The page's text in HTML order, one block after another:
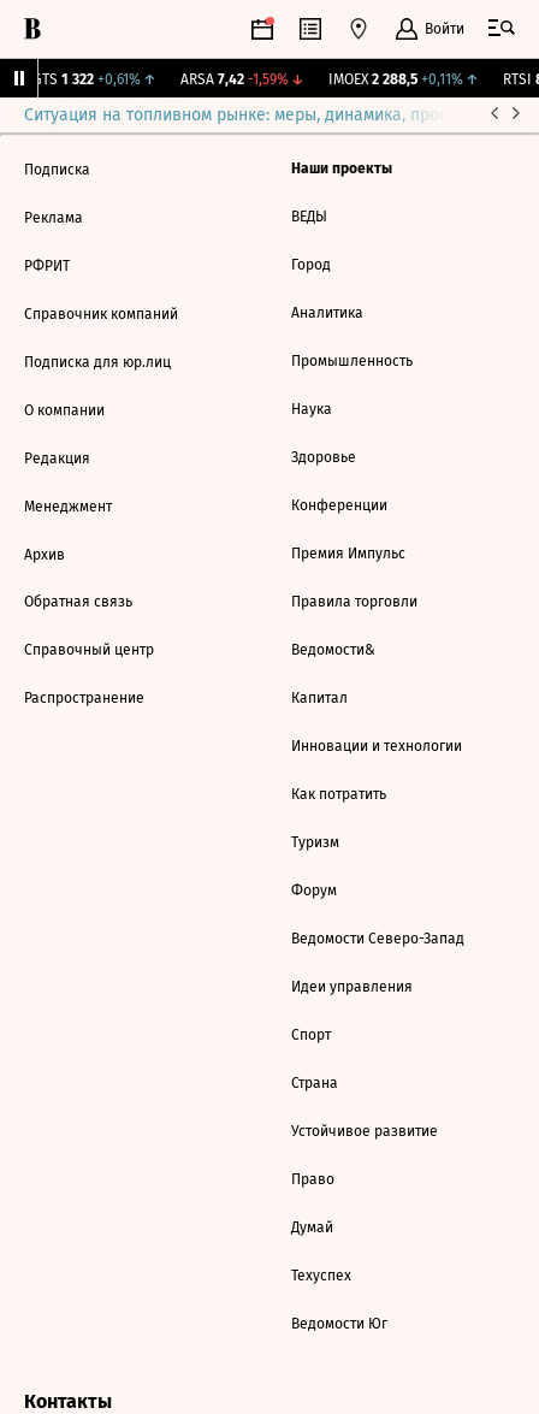
Войти
MGTS 1 322 +0,61%↑ ARSA 7,42 -1,59%↓ IMOEX 2 288,5 +0,11%↑ RTSI
Ситуация на топливном рынке: меры, динамика, прогнозы
Подписка
Реклама
РФРИТ
Справочник компаний
Подписка для юр.лиц
О компании
Редакция
Менеджмент
Архив
Обратная связь
Справочный центр
Распространение
Наши проекты
ВЕДЫ
Город
Аналитика
Промышленность
Наука
Здоровье
Конференции
Премия Импульс
Правила торговли
Ведомости&
Капитал
Инновации и технологии
Как потратить
Туризм
Форум
Ведомости Северо-Запад
Идеи управления
Спорт
Страна
Устойчивое развитие
Право
Думай
Техуспех
Ведомости Юг
Контакты